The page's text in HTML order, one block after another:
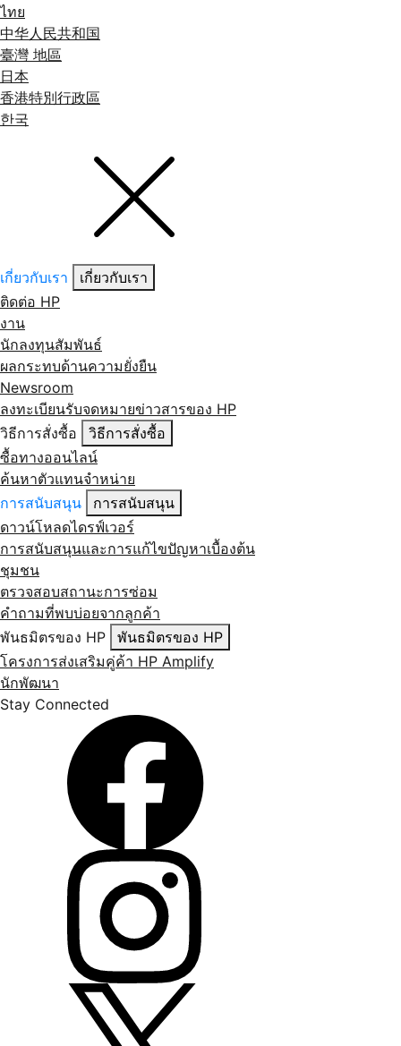
ไทย
中华人民共和国
臺灣 地區
日本
香港特別行政區
한국
เกี่ยวกับเรา
เกี่ยวกับเรา
ติดต่อ HP
งาน
นักลงทุนสัมพันธ์
ผลกระทบด้านความยั่งยืน
Newsroom
ลงทะเบียนรับจดหมายข่าวสารของ HP
วิธีการสั่งซื้อ
วิธีการสั่งซื้อ
ซื้อทางออนไลน์
ค้นหาตัวแทนจำหน่าย
การสนับสนุน
การสนับสนุน
ดาวน์โหลดไดรฟ์เวอร์
การสนับสนุนและการแก้ไขปัญหาเบื้องต้น
ชุมชน
ตรวจสอบสถานะการซ่อม
คำถามที่พบบ่อยจากลูกค้า
พันธมิตรของ HP
พันธมิตรของ HP
โครงการส่งเสริมคู่ค้า HP Amplify
นักพัฒนา
Stay Connected